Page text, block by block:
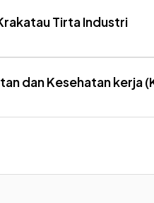
Tirta Industri
dan Kesehatan kerja